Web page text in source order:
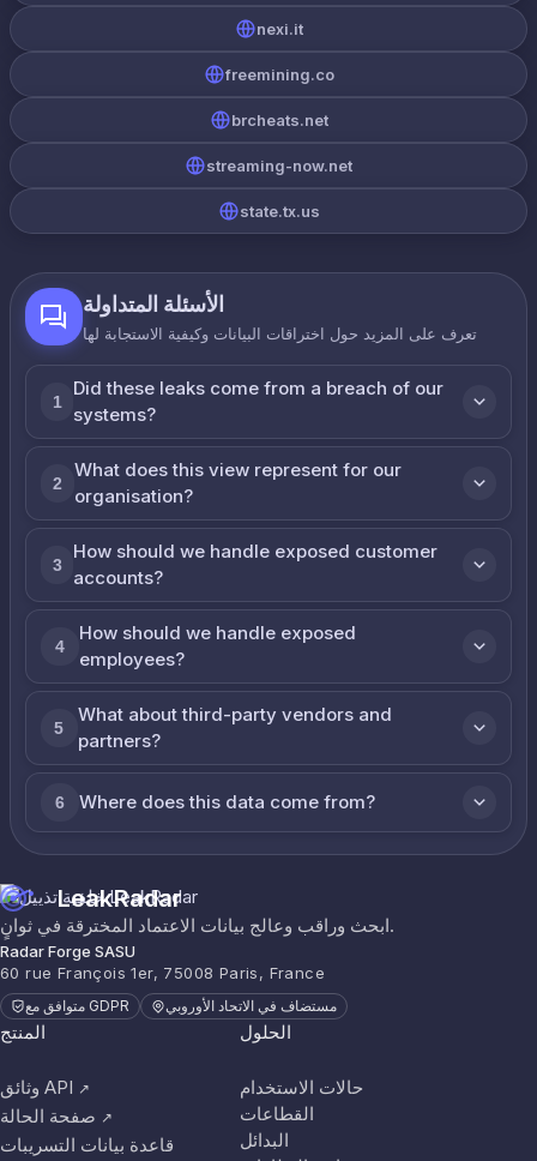
nexi.it
freemining.co
brcheats.net
streaming-now.net
state.tx.us
الأسئلة المتداولة
تعرف على المزيد حول اختراقات البيانات وكيفية الاستجابة لها
1
Did these leaks come from a breach of our
systems?
2
What does this view represent for our
organisation?
3
How should we handle exposed customer
accounts?
4
How should we handle exposed
employees?
5
What about third-party vendors and
partners?
6 Where does this data come from?
LeakRadar
ابحث وراقب وعالج بيانات الاعتماد المخترقة في ثوانٍ.
Radar Forge SASU
60 rue François 1er, 75008 Paris, France
متوافق مع GDPR مستضاف في الاتحاد الأوروبي
المنتج
وثائق API ↗
صفحة الحالة ↗
قاعدة بيانات التسريبات
الحلول
حالات الاستخدام
القطاعات
البدائل